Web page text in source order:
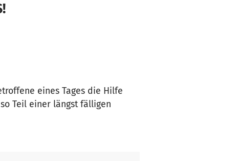
eines Tages die Hilfe
Teil einer längst fälligen